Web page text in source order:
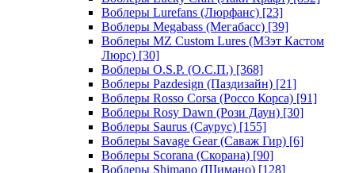
Воблеры Lurefans (Люрфанс) [23]
Воблеры Megabass (Мегабасс) [39]
Воблеры MZ Custom Lures (МЗэт Кастом
Люрс) [30]
Воблеры O.S.P. (О.С.П.) [368]
Воблеры Pazdesign (Паздизайн) [21]
Воблеры Rosso Corsa (Россо Корса) [91]
Воблеры Rosy Dawn (Рози Даун) [30]
Воблеры Saurus (Саурус) [155]
Воблеры Savage Gear (Саваж Гир) [6]
Воблеры Scorana (Скорана) [90]
Воблеры Shimano (Шимано) [128]